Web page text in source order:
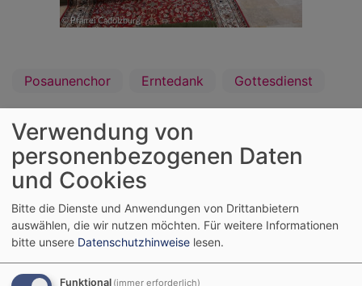
Posaunenchor Erntedank Gottesdienst
Podcast "kurz & gut"
Verwendung von
personenbezogenen Daten
und Cookies
Bitte die Dienste und Anwendungen von Drittanbietern
auswählen, die wir nutzen möchten. Für weitere Informationen
bitte unsere Datenschutzhinweise lesen.
Funktional (immer erforderlich)